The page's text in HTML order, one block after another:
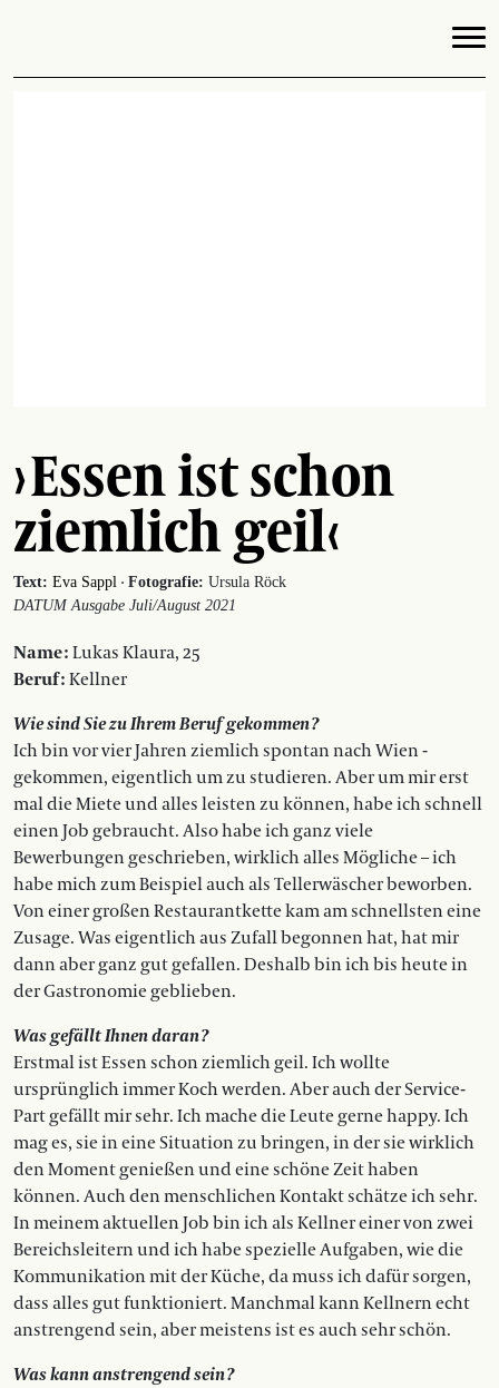
› Essen ist schon
ziemlich geil‹
Text: Eva Sappl · Fotografie: Ursula Röck
DATUM Ausgabe Juli/August 2021
Name : Lukas Klaura, 25
Beruf : Kellner
Wie sind Sie zu Ihrem Beruf gekommen ?
Ich bin vor vier Jahren ziemlich spontan nach Wien ­
gekommen, eigentlich um zu studieren. Aber um mir erst
mal die Miete und alles leisten zu können, habe ich schnell
einen Job gebraucht. Also habe ich ganz viele
Bewerbungen geschrieben, wirklich alles Mögliche – ich
habe mich zum Beispiel auch als Tellerwäscher beworben.
Von einer großen Restaurantkette kam am schnellsten eine
Zusage. Was eigentlich aus ­Zufall begonnen hat, hat mir
dann aber ganz gut gefallen. Deshalb bin ich bis heute in
der Gastronomie geblieben.
Was gefällt Ihnen daran ?
Erstmal ist Essen schon ziemlich geil. Ich wollte
ursprünglich immer Koch werden. Aber auch der Service-
Part gefällt mir sehr. Ich mache die Leute gerne happy. Ich
mag es, sie in eine Situation zu bringen, in der sie wirklich
den Moment genießen und eine schöne Zeit haben
können. Auch den mensch­lichen Kontakt schätze ich sehr.
In meinem aktuellen Job bin ich als Kellner einer von zwei
Bereichsleitern und ich habe spezielle Aufgaben, wie die
Kommunikation mit der Küche, da muss ich dafür sorgen,
dass alles gut funktioniert. Manchmal kann Kellnern echt
anstrengend sein, aber meistens ist es auch sehr schön.
Was kann anstrengend sein ?